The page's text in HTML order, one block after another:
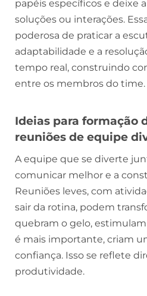
papéis específicos e deixe
soluções ou interações.
poderosa de praticar a
adaptabilidade e a
tempo real, construindo
entre os membros do time.
Ideias para formação
reuniões de equipe
A equipe que se diverte
comunicar melhor e a
Reuniões leves, com
sair da rotina, podem
quebram o gelo,
é mais importante, criam
confiança. Isso se reflete
produtividade.